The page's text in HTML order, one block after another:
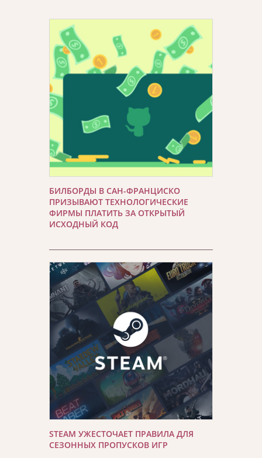
БИЛБОРДЫ В САН-ФРАНЦИСКО
ПРИЗЫВАЮТ ТЕХНОЛОГИЧЕСКИЕ
ФИРМЫ ПЛАТИТЬ ЗА ОТКРЫТЫЙ
ИСХОДНЫЙ КОД
STEAM УЖЕСТОЧАЕТ ПРАВИЛА ДЛЯ
СЕЗОННЫХ ПРОПУСКОВ ИГР